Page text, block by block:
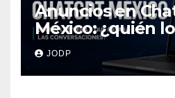
Anuncios en
México: ¿quién
pasará con las
conversaciones?
JODP